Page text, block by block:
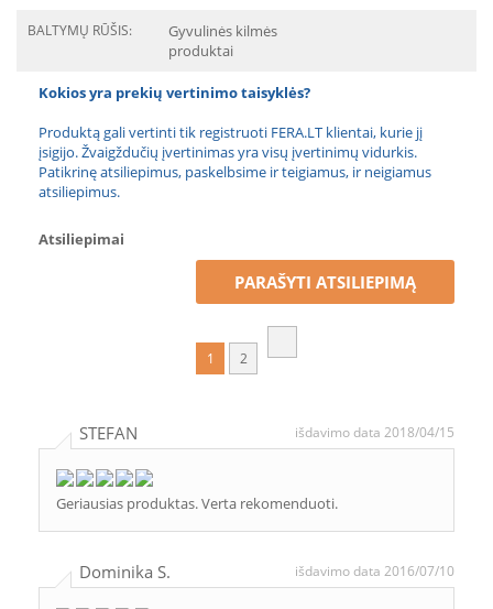
BALTYMŲ RŪŠIS:
Gyvulinės kilmės
produktai
Kokios yra prekių vertinimo taisyklės?
Produktą gali vertinti tik registruoti FERA.LT klientai, kurie jį
įsigijo. Žvaigždučių įvertinimas yra visų įvertinimų vidurkis.
Patikrinę atsiliepimus, paskelbsime ir teigiamus, ir neigiamus
atsiliepimus.
Atsiliepimai
PARAŠYTI ATSILIEPIMĄ
1 2
STEFAN išdavimo data 2018/04/15
Geriausias produktas. Verta rekomenduoti.
Dominika S. išdavimo data 2016/07/10